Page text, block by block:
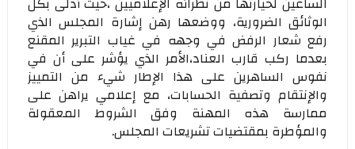
الوثائق الضرورية، ووضعها رهن إشارة المجلس الذي
رفع شعار الرفض في وجهه في غياب التبرير المقنع
بعدما ركب قارب العناد،الأمر الذي يؤشر على أن في
نفوس الساهرين على هذا الإطار شيء من التمييز
والإنتقام وتصفية الحسابات، مع إعلامي يراهن على
ممارسة هذه المهنة وفق الشروط المعقولة
والمؤطرة بمقتضيات تشريعات المجلس.